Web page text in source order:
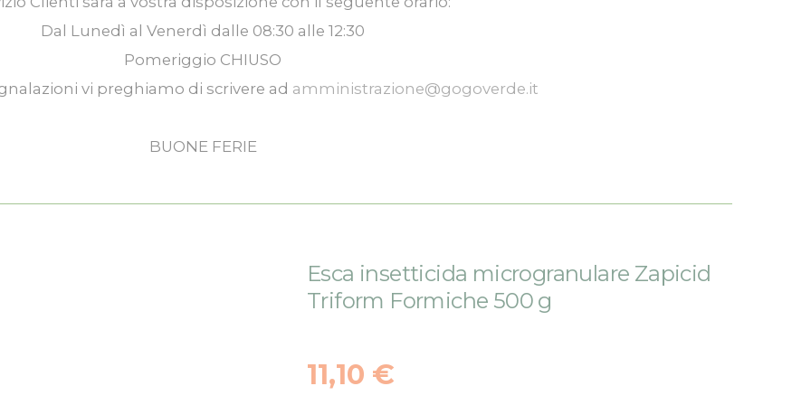
Dal Lunedì al Venerdì dalle 08:30 alle 12:30
Pomeriggio CHIUSO
vi preghiamo di scrivere ad amministrazione@gogoverde.it
BUONE FERIE
Esca insetticida microgranulare Zapicid
Triform Formiche 500 g
11,10 €